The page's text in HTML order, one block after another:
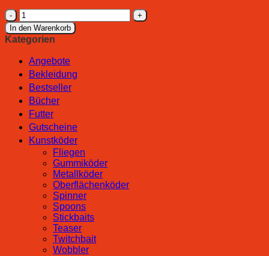
Lieblingsköder
Rute
Ultraboost
Ultralight
Menge
In den Warenkorb
Kategorien
Angebote
Bekleidung
Bestseller
Bücher
Futter
Gutscheine
Kunstköder
Fliegen
Gummiköder
Metallköder
Oberflächenköder
Spinner
Spoons
Stickbaits
Teaser
Twitchbait
Wobbler